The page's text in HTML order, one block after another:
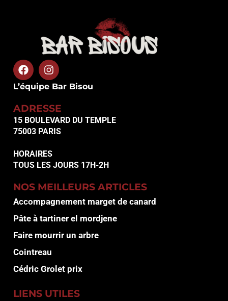
L’équipe Bar Bisou
ADRESSE
15 BOULEVARD DU TEMPLE
75003 PARIS
HORAIRES
TOUS LES JOURS 17H-2H
NOS MEILLEURS ARTICLES
Accompagnement marget de canard
Pâte à tartiner el mordjene
Faire mourrir un arbre
Cointreau
Cédric Grolet prix
LIENS UTILES